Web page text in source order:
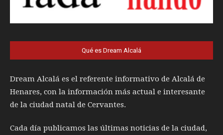
Qué es Dream Alcalá
Dream Alcalá es el referente informativo de Alcalá de
Henares, con la información más actual e interesante
de la ciudad natal de Cervantes.
Cada día publicamos las últimas noticias de la ciudad,